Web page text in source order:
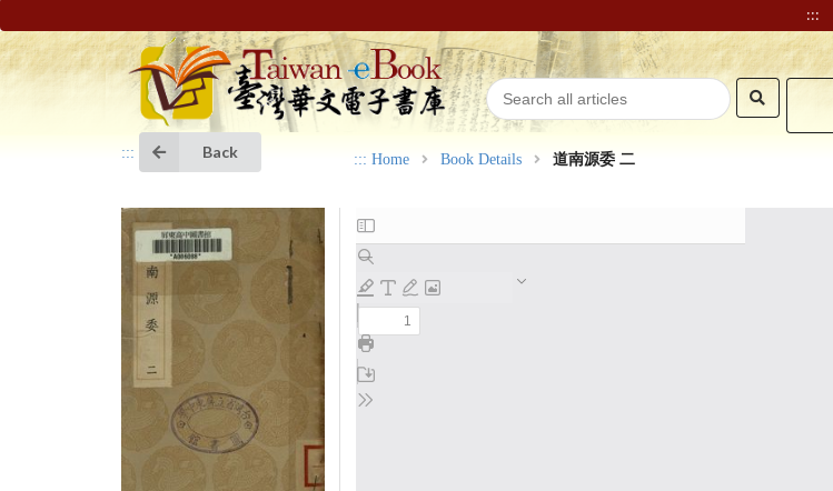
:::
::: Back ::: Home Book Details 道南源委 二